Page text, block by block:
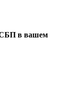
СБП в вашем